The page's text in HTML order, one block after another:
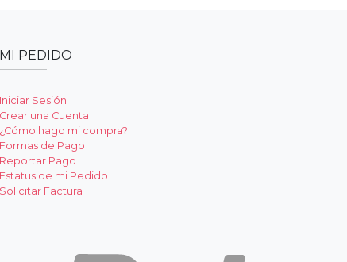
MI PEDIDO
Iniciar Sesión
Crear una Cuenta
¿Cómo hago mi compra?
Formas de Pago
Reportar Pago
Estatus de mi Pedido
Solicitar Factura